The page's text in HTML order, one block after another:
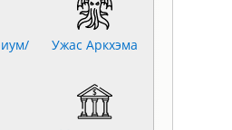
Ужас Аркхэма